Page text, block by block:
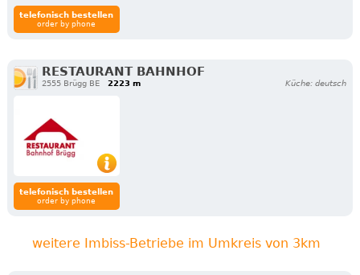
telefonisch bestellen
order by phone
RESTAURANT BAHNHOF
2555 Brügg BE 2223 m Küche: deutsch
telefonisch bestellen
order by phone
weitere Imbiss-Betriebe im Umkreis von 3km